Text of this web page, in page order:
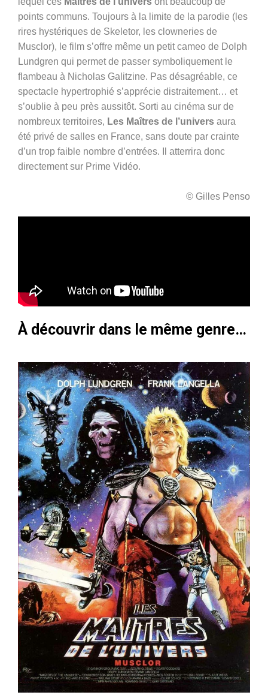
points communs. Toujours à la limite de la parodie (les
rires hystériques de Skeletor, les clowneries de
Musclor), le film s’offre même un petit cameo de Dolph
Lundgren qui permet de passer symboliquement le
flambeau à Nicholas Galitzine. Pas désagréable, ce
spectacle hypertrophié s’apprécie distraitement… et
s’oublie à peu près aussitôt. Sorti au cinéma sur de
nombreux territoires, Les Maîtres de l’univers aura
été privé de salles en France, sans doute par crainte
d’un trop faible nombre d’entrées. Il atterrira donc
directement sur Prime Vidéo.
© Gilles Penso
À découvrir dans le même genre…